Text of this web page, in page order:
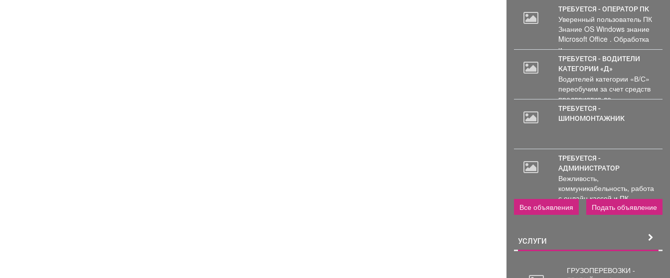
ТРЕБУЕТСЯ - ОПЕРАТОР ПК
Уверенный пользователь ПК
Знание OS Windows знание
Microsoft Office . Обработка
и...
ТРЕБУЕТСЯ - ВОДИТЕЛИ
КАТЕГОРИИ «Д»
Водителей категории «В/С»
переобучим за счет средств
предприятия до...
ТРЕБУЕТСЯ -
ШИНОМОНТАЖНИК
ТРЕБУЕТСЯ -
АДМИНИСТРАТОР
Вежливость,
коммуникабельность, работа
с онлайн кассой и ПК
(программы...
Все объявления Подать объявление
УСЛУГИ
ГРУЗОПЕРЕВОЗКИ -